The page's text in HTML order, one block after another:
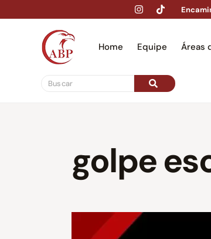
Home Equipe Áreas
golpe